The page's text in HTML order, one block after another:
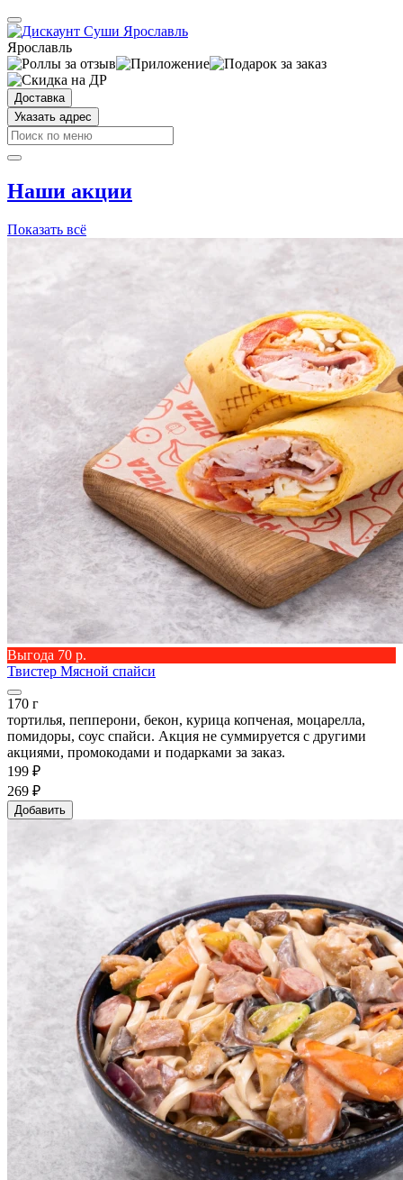
Ярославль
Доставка
Указать адрес
Наши акции
Показать всё
Выгода 70 р.
Твистер Мясной спайси
170 г
тортилья, пепперони, бекон, курица копченая, моцарелла,
помидоры, соус спайси. Акция не суммируется с другими
акциями, промокодами и подарками за заказ.
199 ₽
269 ₽
Добавить